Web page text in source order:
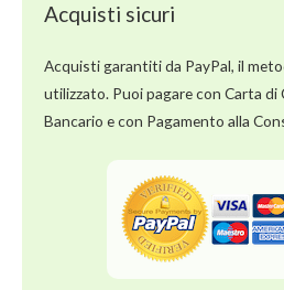
5
a
t
s
5
Acquisti sicuri
Acquisti garantiti da PayPal, il
utilizzato. Puoi pagare con Carta di
Bancario e con Pagamento alla